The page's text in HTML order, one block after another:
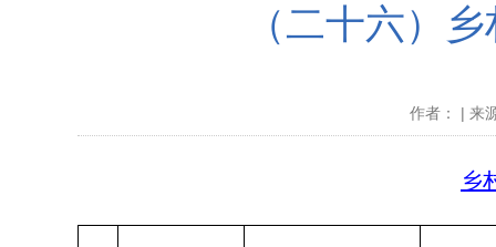
（二十六）
作者： | 来
乡